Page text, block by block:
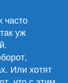
часто
уж
Или хотят